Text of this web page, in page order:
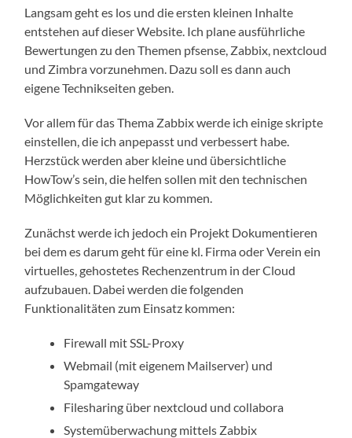
Langsam geht es los und die ersten kleinen Inhalte
entstehen auf dieser Website. Ich plane ausführliche
Bewertungen zu den Themen pfsense, Zabbix, nextcloud
und Zimbra vorzunehmen. Dazu soll es dann auch
eigene Technikseiten geben.
Vor allem für das Thema Zabbix werde ich einige skripte
einstellen, die ich anpepasst und verbessert habe.
Herzstück werden aber kleine und übersichtliche
HowTow’s sein, die helfen sollen mit den technischen
Möglichkeiten gut klar zu kommen.
Zunächst werde ich jedoch ein Projekt Dokumentieren
bei dem es darum geht für eine kl. Firma oder Verein ein
virtuelles, gehostetes Rechenzentrum in der Cloud
aufzubauen. Dabei werden die folgenden
Funktionalitäten zum Einsatz kommen:
Firewall mit SSL-Proxy
Webmail (mit eigenem Mailserver) und
Spamgateway
Filesharing über nextcloud und collabora
Systemüberwachung mittels Zabbix